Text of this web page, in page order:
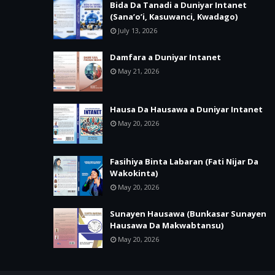
Bida Da Tanadi a Duniyar Intanet
(Sana’o’i, Kasuwanci, Kwadago)
July 13, 2026
Damfara a Duniyar Intanet
May 21, 2026
Hausa Da Hausawa a Duniyar Intanet
May 20, 2026
Fasihiya Binta Labaran (Fati Nijar Da
Wakokinta)
May 20, 2026
Sunayen Hausawa (Bunkasar Sunayen
Hausawa Da Makwabtansu)
May 20, 2026